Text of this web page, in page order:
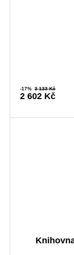
-17% 3 133 Kč
2 602 Kč